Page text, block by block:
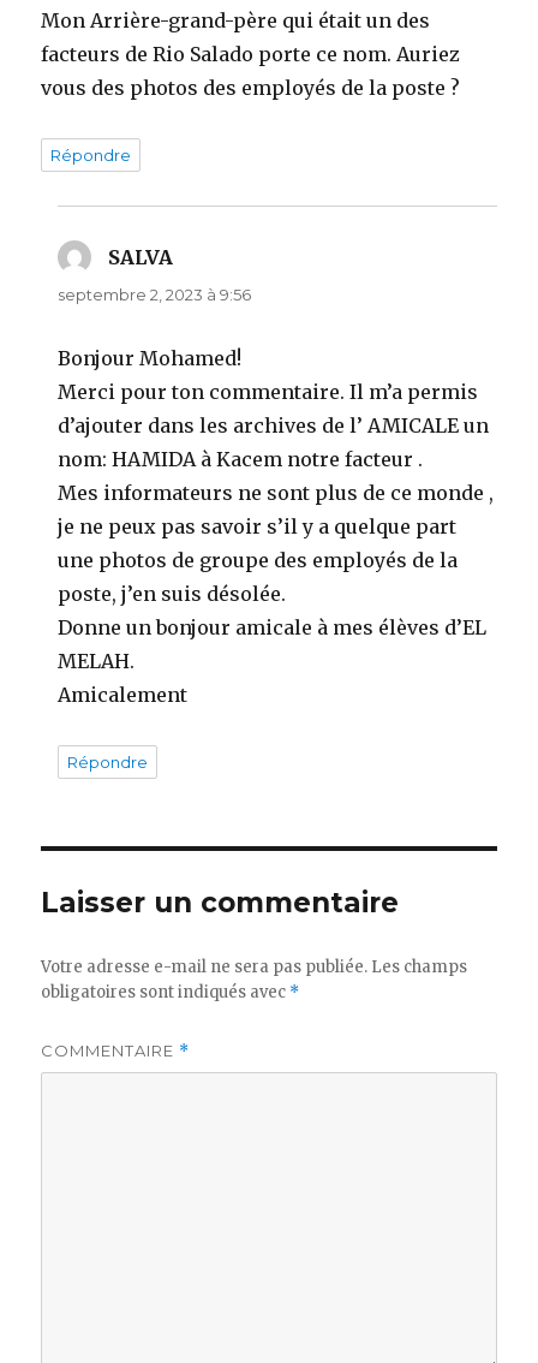
Mon Arrière-grand-père qui était un des
facteurs de Rio Salado porte ce nom. Auriez
vous des photos des employés de la poste ?
Répondre
SALVA
septembre 2, 2023 à 9:56
Bonjour Mohamed!
Merci pour ton commentaire. Il m’a permis
d’ajouter dans les archives de l’ AMICALE un
nom: HAMIDA à Kacem notre facteur .
Mes informateurs ne sont plus de ce monde ,
je ne peux pas savoir s’il y a quelque part
une photos de groupe des employés de la
poste, j’en suis désolée.
Donne un bonjour amicale à mes élèves d’EL
MELAH.
Amicalement
Répondre
Laisser un commentaire
Votre adresse e-mail ne sera pas publiée. Les champs
obligatoires sont indiqués avec *
COMMENTAIRE *